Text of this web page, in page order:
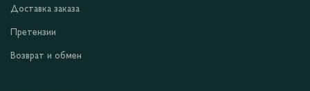
Доставка заказа
Претензии
Возврат и обмен